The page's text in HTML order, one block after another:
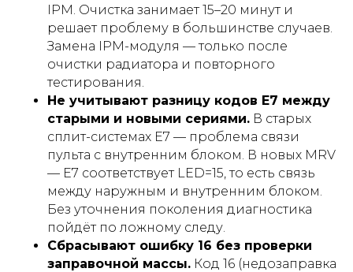
IPM. Очистка занимает 15–20 минут и
решает проблему в большинстве случаев.
Замена IPM-модуля — только после
очистки радиатора и повторного
тестирования.
Не учитывают разницу кодов E7 между
старыми и новыми сериями. В старых
сплит-системах E7 — проблема связи
пульта с внутренним блоком. В новых MRV
— E7 соответствует LED=15, то есть связь
между наружным и внутренним блоком.
Без уточнения поколения диагностика
пойдёт по ложному следу.
Сбрасывают ошибку 16 без проверки
заправочной массы. Код 16 (недозаправка